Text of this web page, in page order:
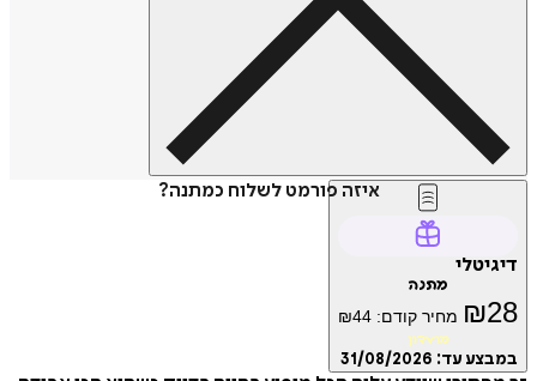
איזה פורמט לשלוח כמתנה?
₪ מחיר קודם: ₪44
עד:31/08/2026